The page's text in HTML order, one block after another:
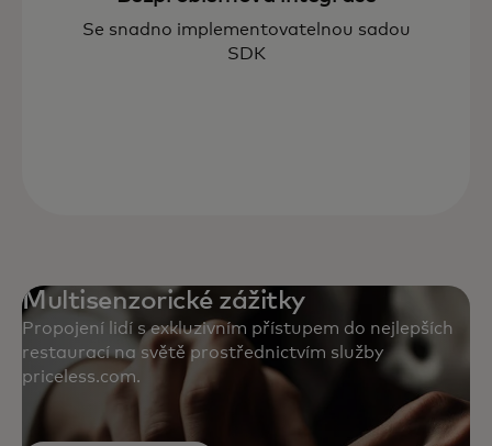
Se snadno implementovatelnou sadou
SDK
Multisenzorické zážitky
Propojení lidí s exkluzivním přístupem do nejlepších
restaurací na světě prostřednictvím služby
priceless.com.